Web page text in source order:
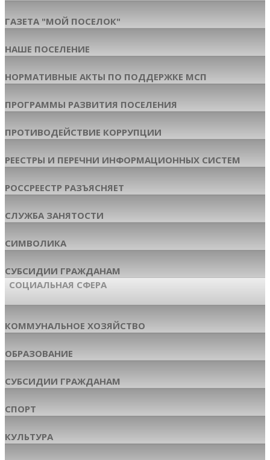
ГАЗЕТА "МОЙ ПОСЕЛОК"
НАШЕ ПОСЕЛЕНИЕ
НОРМАТИВНЫЕ АКТЫ ПО ПОДДЕРЖКЕ МСП
ПРОГРАММЫ РАЗВИТИЯ ПОСЕЛЕНИЯ
ПРОТИВОДЕЙСТВИЕ КОРРУПЦИИ
РЕЕСТРЫ И ПЕРЕЧНИ ИНФОРМАЦИОННЫХ СИСТЕМ
РОССРЕЕСТР РАЗЪЯСНЯЕТ
СЛУЖБА ЗАНЯТОСТИ
СИМВОЛИКА
СУБСИДИИ ГРАЖДАНАМ
СОЦИАЛЬНАЯ СФЕРА
КОММУНАЛЬНОЕ ХОЗЯЙСТВО
ОБРАЗОВАНИЕ
СУБСИДИИ ГРАЖДАНАМ
СПОРТ
КУЛЬТУРА